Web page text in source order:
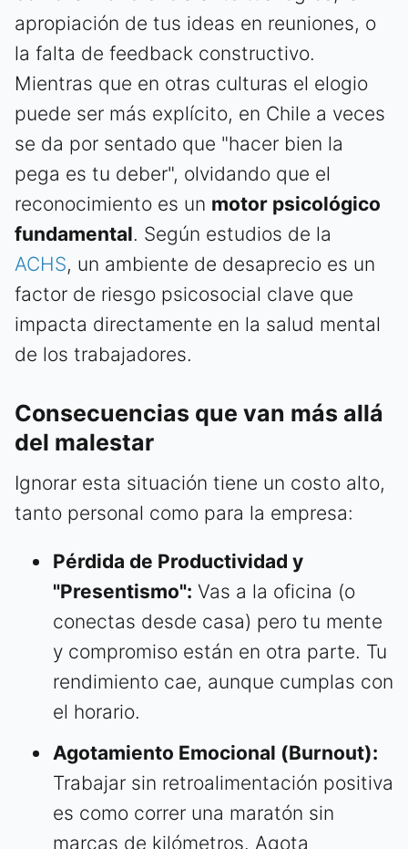
apropiación de tus ideas en reuniones, o
la falta de feedback constructivo.
Mientras que en otras culturas el elogio
puede ser más explícito, en Chile a veces
se da por sentado que "hacer bien la
pega es tu deber", olvidando que el
reconocimiento es un motor psicológico
fundamental. Según estudios de la
ACHS, un ambiente de desaprecio es un
factor de riesgo psicosocial clave que
impacta directamente en la salud mental
de los trabajadores.
Consecuencias que van más allá
del malestar
Ignorar esta situación tiene un costo alto,
tanto personal como para la empresa:
Pérdida de Productividad y
"Presentismo": Vas a la oficina (o
conectas desde casa) pero tu mente
y compromiso están en otra parte. Tu
rendimiento cae, aunque cumplas con
el horario.
Agotamiento Emocional (Burnout):
Trabajar sin retroalimentación positiva
es como correr una maratón sin
marcas de kilómetros. Agota